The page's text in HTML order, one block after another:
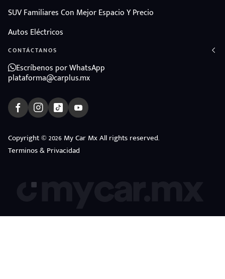
SUV Familiares Con Mejor Espacio Y Precio
Autos Eléctricos
CONTÁCTANOS
Escríbenos por WhatsApp
plataforma@carplus.mx
Copyright © 2026 My Car Mx All rights reserved.
Terminos & Privacidad